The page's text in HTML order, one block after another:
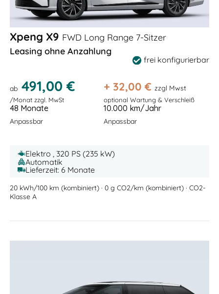
Xpeng X9 FWD Long Range 7-Sitzer
Leasing ohne Anzahlung
frei konfigurierbar
ab 491,00 €
/Monat zzgl. MwSt
+ 32,00 € zzgl Mwst
optional Wartung & Verschleiß
48 Monate
Anpassbar
10.000 km/Jahr
Anpassbar
Elektro , 320 PS (235 kW)
Automatik
Lieferzeit: 6 Monate
20 kWh/100 km (kombiniert) · 0 g CO2/km (kombiniert) · CO2-
Klasse A